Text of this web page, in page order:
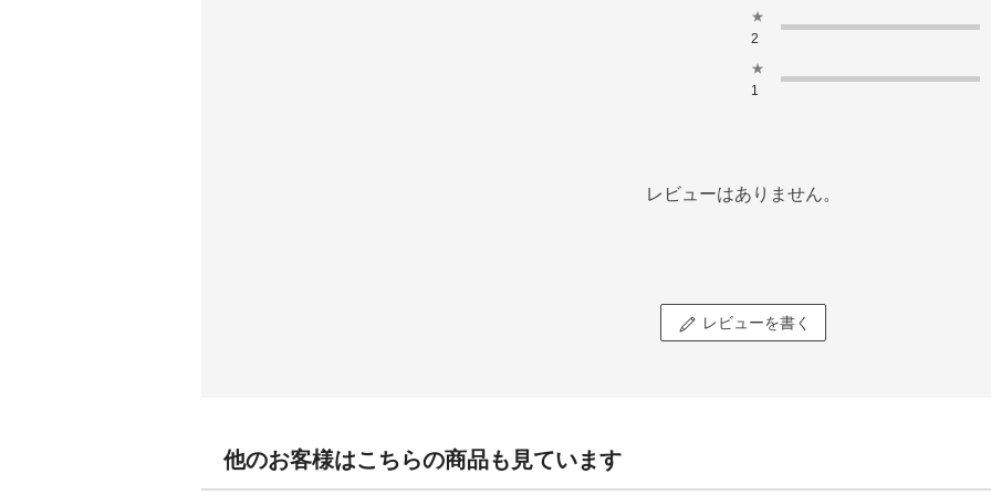
★
2
★
1
レビューはありません。
レビューを書く
他のお客様はこちらの商品も見ています